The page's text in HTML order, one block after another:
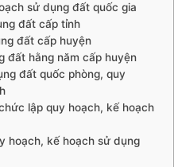
sử dụng đất quốc gia
đất cấp tỉnh
đất cấp huyện
đất hằng năm cấp huyện
đất quốc phòng, quy
lập quy hoạch, kế hoạch
hoạch, kế hoạch sử dụng